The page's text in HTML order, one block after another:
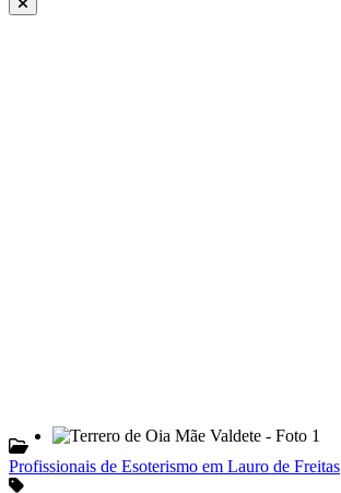
Profissionais de Esoterismo em Lauro de Freitas